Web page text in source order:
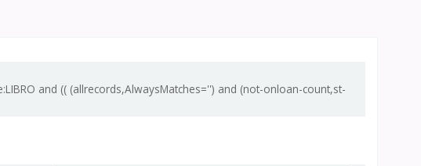
and (( (allrecords,AlwaysMatches='') and (not-onloan-count,st-